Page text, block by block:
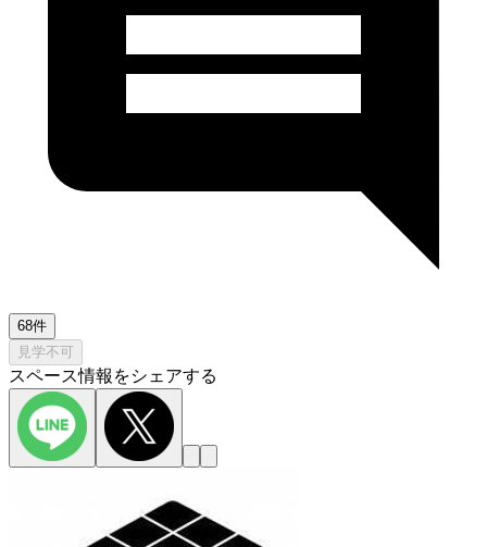
68件
見学不可
スペース情報をシェアする